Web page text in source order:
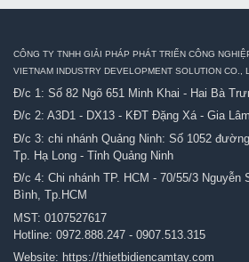
CÔNG TY TNHH GIẢI PHÁP PHÁT TRIỂN CÔNG
VIETNAM INDUSTRY DEVELOPMENT SOLUTION CO.,
Đ/c 1: Số 82 Ngõ 651 Minh Khai - Hai Bà
Đ/c 2: A3D1 - DX13 - KĐT Đặng Xá - Gia
Đ/c 3: chi nhánh Quảng Ninh: Số 1052
Tp. Hạ Long - Tỉnh Quảng Ninh
Đ/c 4: Chi nhánh TP. HCM - 70/55/3 Nguyễn
Bình, Tp.HCM
MST: 0107527617
Hotline: 0972.888.247 - 0907.513.315
Website: https://thietbidiencamtay.com